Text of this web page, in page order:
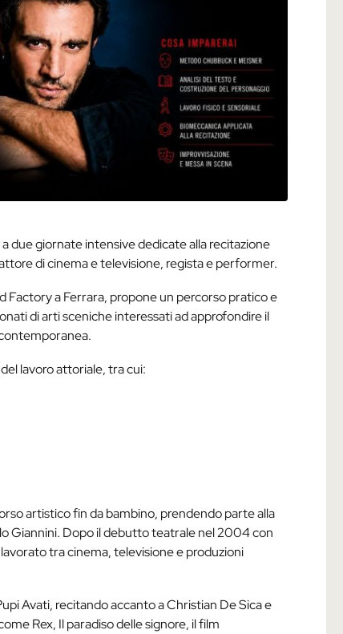
due giornate intensive dedicate alla recitazione
di cinema e televisione, regista e performer.
Factory a Ferrara, propone un percorso pratico e
di arti sceniche interessati ad approfondire il
lavoro attoriale, tra cui:
artistico fin da bambino, prendendo parte alla
Giannini. Dopo il debutto teatrale nel 2004 con
tra cinema, televisione e produzioni
Avati, recitando accanto a Christian De Sica e
Rex, Il paradiso delle signore, il film